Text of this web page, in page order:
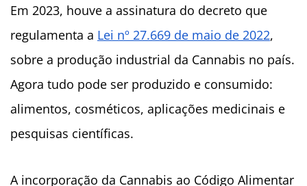
Em 2023, houve a assinatura do decreto que
regulamenta a Lei nº 27.669 de maio de 2022,
sobre a produção industrial da Cannabis no país.
Agora tudo pode ser produzido e consumido:
alimentos, cosméticos, aplicações medicinais e
pesquisas científicas.
A incorporação da Cannabis ao Código Alimentar